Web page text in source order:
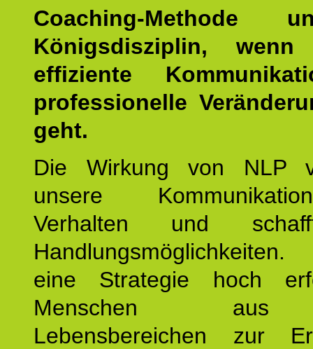
Coaching-Methode
Königsdisziplin,
effiziente
professionelle
geht.
Die Wirkung von NLP
unsere
Verhalten und
eine Strategie hoch
Menschen
Lebensbereichen zur